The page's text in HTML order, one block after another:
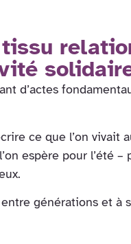
d’actes
ce que l’on vivait
espère pour l’été –
générations et à